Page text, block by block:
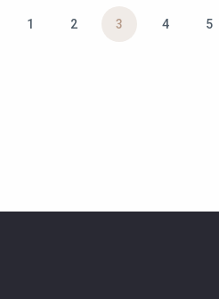
1 2 3 4 5